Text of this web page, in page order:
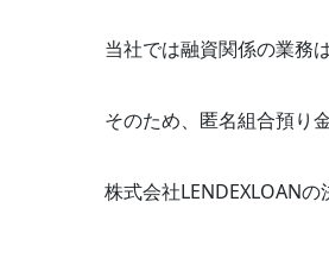
当社では融資関係の業務
そのため、匿名組合預り
株式会社LENDEXLOAN